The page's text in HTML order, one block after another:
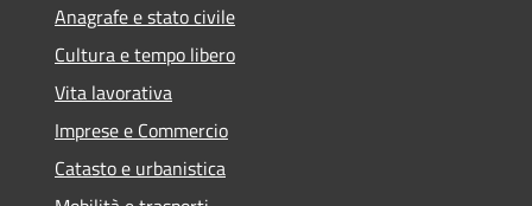
Anagrafe e stato civile
Cultura e tempo libero
Vita lavorativa
Imprese e Commercio
Catasto e urbanistica